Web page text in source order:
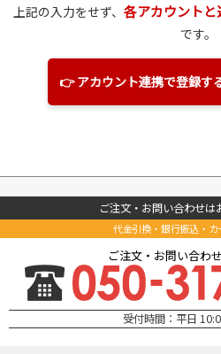
上記の入力をせず、 各アカウント
です。
👉 アカウント連携で登録す
ご注文・お問い合わせは
代金引換・銀行振込・
ご注文・お問い合わ
受付時間：平日